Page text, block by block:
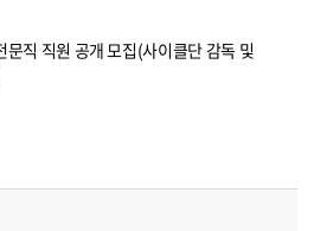
문직 직원 공개 모집(사이클단 감독 및